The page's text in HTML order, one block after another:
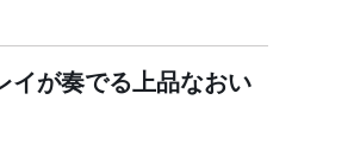
イが奏でる上品なおい